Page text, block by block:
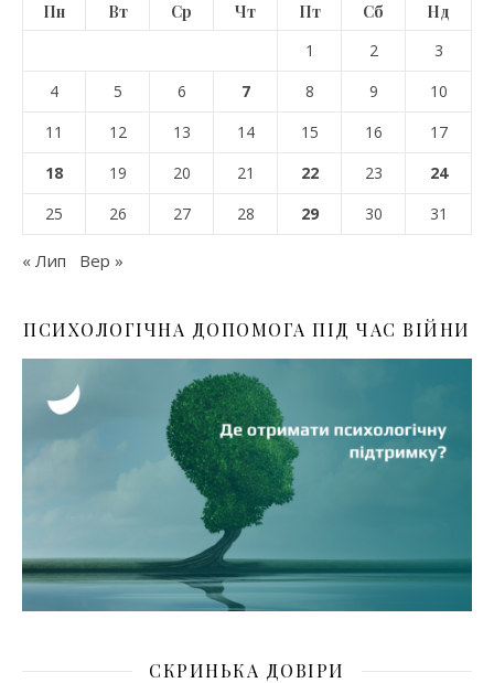
Пн Вт Ср Чт Пт Сб
Нд
1
2
3
4
5 6 7 8 9
10
11
12 13 14 15 16
17
18
19 20 21 22 23
24
25
26 27 28 29 30 31
« Лип Вер »
ПСИХОЛОГІЧНА ДОПОМОГА ПІД ЧАС ВІЙНИ
СКРИНЬКА ДОВІРИ